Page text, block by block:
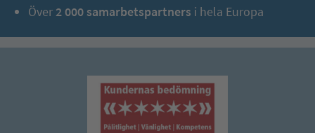
Dag 4:
miniatyrparken
Över2 000 samarbetspartners i hela Europa